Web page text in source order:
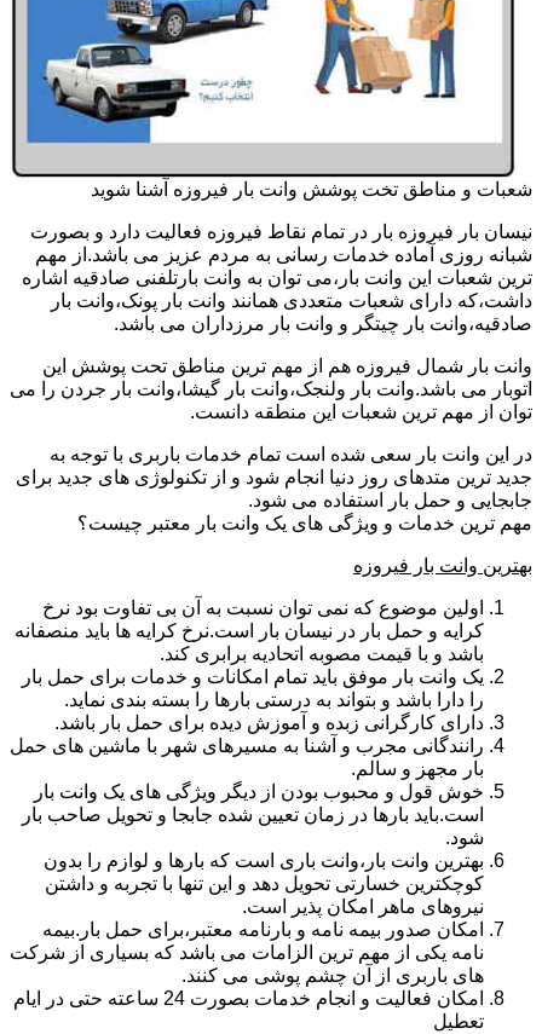
شعبات و مناطق تخت پوشش وانت بار فیروزه آشنا شوید
نیسان بار فیروزه بار در تمام نقاط فیروزه فعالیت دارد و بصورت
شبانه روزی آماده خدمات رسانی به مردم عزیز می باشد.از مهم
ترین شعبات این وانت بار،می توان به وانت بارتلفنی صادقیه اشاره
داشت،که دارای شعبات متعددی همانند وانت بار پونک،وانت بار
صادقیه،وانت بار چیتگر و وانت بار مرزداران می باشد.
وانت بار شمال فیروزه هم از مهم ترین مناطق تحت پوشش این
اتوبار می باشد.وانت بار ولنجک،وانت بار گیشا،وانت بار جردن را می
توان از مهم ترین شعبات این منطقه دانست.
در این وانت بار سعی شده است تمام خدمات باربری با توجه به
جدید ترین متدهای روز دنیا انجام شود و از تکنولوژی های جدید برای
جابجایی و حمل بار استفاده می شود.
مهم ترین خدمات و ویژگی های یک وانت بار معتبر چیست؟
بهترین وانت بار فیروزه
اولین موضوع که نمی توان نسبت به آن بی تفاوت بود نرخ
کرایه و حمل بار در نیسان بار است.نرخ کرایه ها باید منصفانه
باشد و با قیمت مصوبه اتحادیه برابری کند.
یک وانت بار موفق باید تمام امکانات و خدمات برای حمل بار
را دارا باشد و بتواند به درستی بارها را بسته بندی نماید.
دارای کارگرانی زبده و آموزش دیده برای حمل بار باشد.
رانندگانی مجرب و آشنا به مسیرهای شهر با ماشین های حمل
بار مجهز و سالم.
خوش قول و محبوب بودن از دیگر ویژگی های یک وانت بار
است.باید بارها در زمان تعیین شده جابجا و تحویل صاحب بار
شود.
بهترین وانت بار،وانت باری است که بارها و لوازم را بدون
کوچکترین خسارتی تحویل دهد و این تنها با تجربه و داشتن
نیروهای ماهر امکان پذیر است.
امکان صدور بیمه نامه و بارنامه معتبر،برای حمل بار.بیمه
نامه یکی از مهم ترین الزامات می باشد که بسیاری از شرکت
های باربری از آن چشم پوشی می کنند.
امکان فعالیت و انجام خدمات بصورت 24 ساعته حتی در ایام
تعطیل